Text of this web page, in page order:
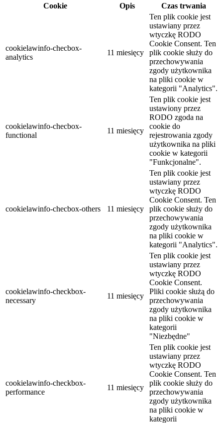
Cookie
Opis Czas trwania
cookielawinfo-checbox-
analytics
11 miesięcy
Ten plik cookie jest
ustawiany przez
wtyczkę RODO
Cookie Consent. Ten
plik cookie służy do
przechowywania
zgody użytkownika
na pliki cookie w
kategorii "Analytics".
cookielawinfo-checbox-
functional
11 miesięcy
Ten plik cookie jest
ustawiony przez
RODO zgoda na
cookie do
rejestrowania zgody
użytkownika na pliki
cookie w kategorii
"Funkcjonalne".
cookielawinfo-checbox-others 11 miesięcy
Ten plik cookie jest
ustawiany przez
wtyczkę RODO
Cookie Consent. Ten
plik cookie służy do
przechowywania
zgody użytkownika
na pliki cookie w
kategorii "Analytics".
cookielawinfo-checkbox-
necessary
11 miesięcy
Ten plik cookie jest
ustawiany przez
wtyczkę RODO
Cookie Consent.
Pliki cookie służą do
przechowywania
zgody użytkownika
na pliki cookie w
kategorii
"Niezbędne"
cookielawinfo-checkbox-
performance
11 miesięcy
Ten plik cookie jest
ustawiany przez
wtyczkę RODO
Cookie Consent. Ten
plik cookie służy do
przechowywania
zgody użytkownika
na pliki cookie w
kategorii